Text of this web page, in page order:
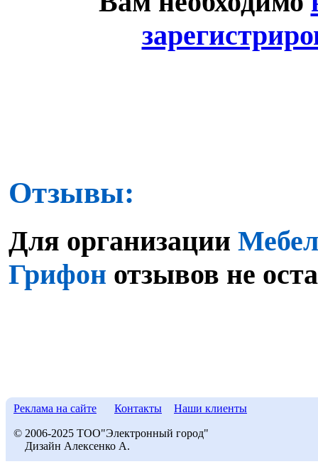
Отзывы:
Для организации
Грифон отзывов не
Реклама на сайте Контакты Наши клиенты
© 2006-2025 ТОО"Электронный город"
Дизайн Алексенко А.